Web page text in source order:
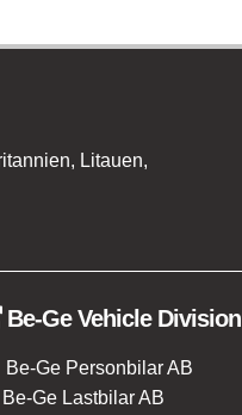
Litauen,
Be-Ge Vehicle Division
Be-Ge Personbilar AB
Ge Lastbilar AB